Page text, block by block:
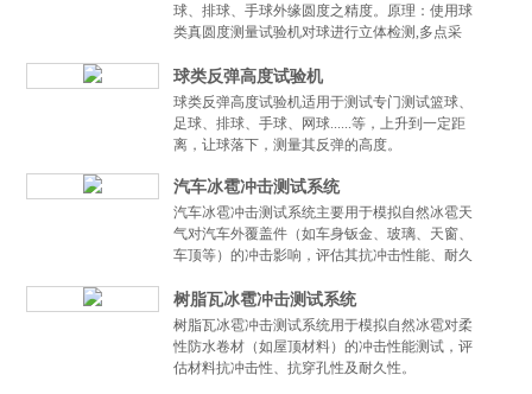
球、排球、手球外缘圆度之精度。原理：使用球
类真圆度测量试验机对球进行立体检测,多点采
的数据由PLC...
球类反弹高度试验机
球类反弹高度试验机适用于测试专门测试篮球、
足球、排球、手球、网球......等，上升到一定距
离，让球落下，测量其反弹的高度。
汽车冰雹冲击测试系统
汽车冰雹冲击测试系统主要用于模拟自然冰雹天
气对汽车外覆盖件（如车身钣金、玻璃、天窗、
车顶等）的冲击影响，评估其抗冲击性能、耐久
树脂瓦冰雹冲击测试系统
树脂瓦冰雹冲击测试系统用于模拟自然冰雹对柔
性防水卷材（如屋顶材料）的冲击性能测试，评
估材料抗冲击性、抗穿孔性及耐久性。